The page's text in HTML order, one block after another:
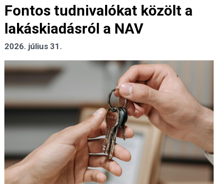
Fontos tudnivalókat közölt a
lakáskiadásról a NAV
2026. július 31.